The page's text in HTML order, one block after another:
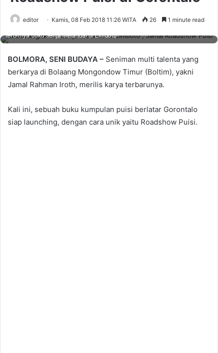
editor Kamis, 08 Feb 2018 11:26 WITA 26 1 minute read
terbitnya buku Senja Melandai di Limboto
BOLMORA, SENI BUDAYA – Seniman multi talenta yang
berkarya di Bolaang Mongondow Timur (Boltim), yakni
Jamal Rahman Iroth, merilis karya terbarunya.
Kali ini, sebuah buku kumpulan puisi berlatar Gorontalo
siap launching, dengan cara unik yaitu Roadshow Puisi.